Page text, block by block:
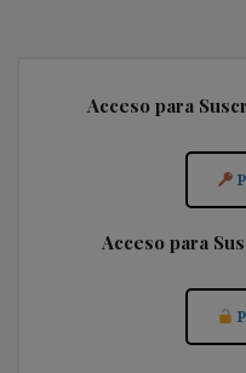
Acceso para
Acceso para